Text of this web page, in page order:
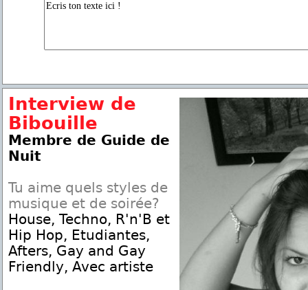
Interview de
Bibouille
Membre de Guide de
Nuit
Tu aime quels styles de
musique et de soirée?
House, Techno, R'n'B et
Hip Hop, Etudiantes,
Afters, Gay and Gay
Friendly, Avec artiste